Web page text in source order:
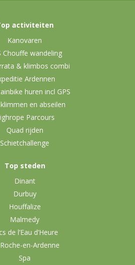
activiteiten
Kanovaren
Chouffe wandeling
& klimbos combi
Ardennen
huren incl GPS
en abseilen
Parcours
Quad rijden
Schietchallenge
Top steden
Dinant
Durbuy
Houffalize
Malmedy
de l’Eau d’Heure
en-Ardenne
Spa